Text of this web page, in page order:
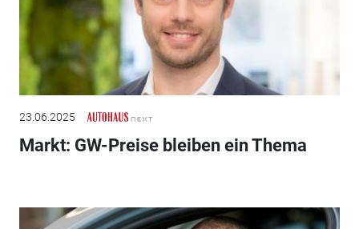
23.06.2025
Markt: GW-Preise bleiben ein Thema